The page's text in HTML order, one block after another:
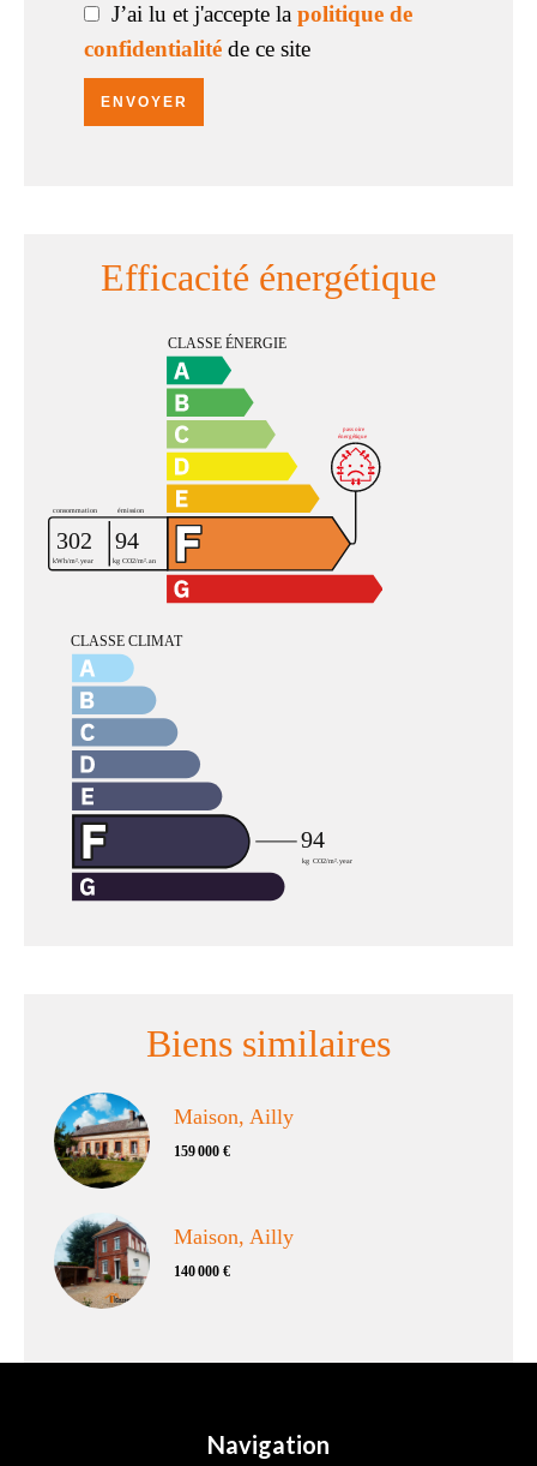
J’ai lu et j'accepte la politique de
confidentialité de ce site
ENVOYER
Efficacité énergétique
Biens similaires
Maison, Ailly
159 000 €
Maison, Ailly
140 000 €
Navigation